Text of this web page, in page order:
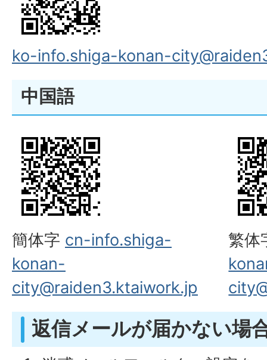
ko-info.shiga-konan-
中国語
簡体字 cn-info.shiga-
konan-
city@raiden3.ktaiwork.jp
繁
返信メールが届かない場